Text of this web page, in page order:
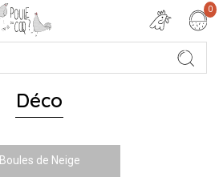
0
Déco
Boules de Neige